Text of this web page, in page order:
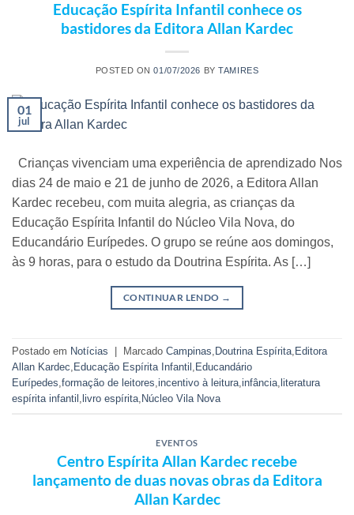
Educação Espírita Infantil conhece os
bastidores da Editora Allan Kardec
POSTED ON01/07/2026 BYTAMIRES
01
jul
Crianças vivenciam uma experiência de aprendizado Nos
dias 24 de maio e 21 de junho de 2026, a Editora Allan
Kardec recebeu, com muita alegria, as crianças da
Educação Espírita Infantil do Núcleo Vila Nova, do
Educandário Eurípedes. O grupo se reúne aos domingos,
às 9 horas, para o estudo da Doutrina Espírita. As […]
CONTINUAR LENDO →
Postado em Notícias Marcado Campinas, Doutrina Espírita, Editora
Allan Kardec, Educação Espírita Infantil , Educandário
Eurípedes,formação de leitores,incentivo à leitura,infância, literatura
espírita infantil , livro espírita, Núcleo Vila Nova
EVENTOS
Centro Espírita Allan Kardec recebe
lançamento de duas novas obras da Editora
Allan Kardec